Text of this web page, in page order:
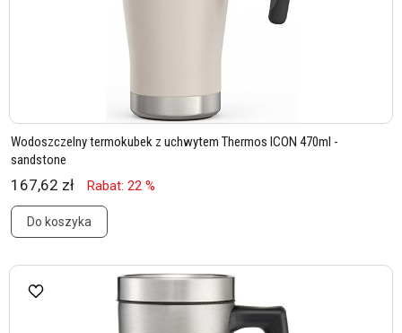
Wodoszczelny termokubek z uchwytem Thermos ICON 470ml -
sandstone
167,62 zł Rabat: 22 %
Do koszyka